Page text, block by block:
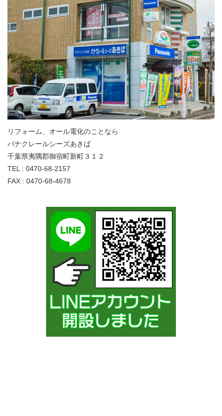
リフォーム、オール電化のことなら
パナクレールシーズあきば
千葉県夷隅郡御宿町新町３１２
TEL : 0470-68-2157
FAX : 0470-68-4678